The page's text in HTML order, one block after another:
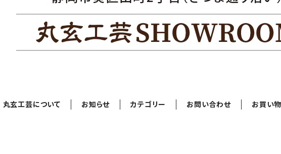
丸玄工芸について お知らせ カテゴリー お問い合わせ お買い